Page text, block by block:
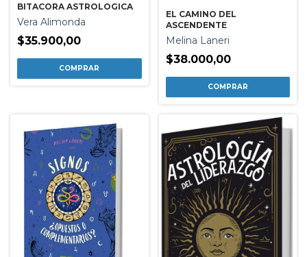
BITACORA ASTROLOGICA
Vera Alimonda
$35.900,00
EL CAMINO DEL
ASCENDENTE
Melina Laneri
$38.000,00